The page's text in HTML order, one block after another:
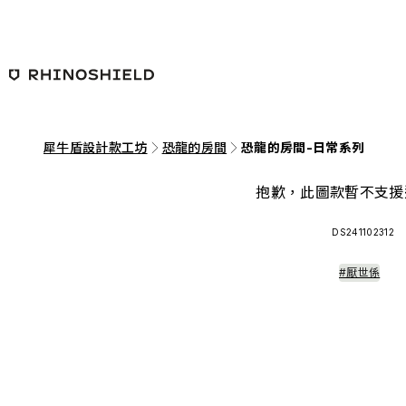
犀牛盾設計款工坊 恐龍的房間 恐龍的房間-日常系列
抱歉，此圖款暫不支
DS241102312
#厭世係